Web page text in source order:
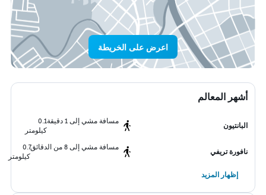
اعرض على الخريطة
أشهر المعالم
البانتيون
مسافة مشي إلى 1 دقيقة
0.1
كيلومتر
نافورة تريفي
مسافة مشي إلى 8 من الدقائق
0.7
كيلومتر
إظهار المزيد